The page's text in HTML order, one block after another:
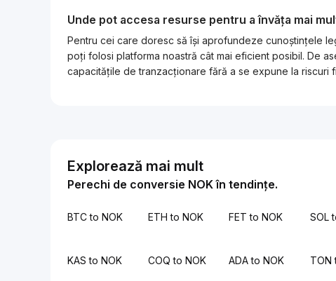
Unde pot accesa resurse pentru a învăța mai
Pentru cei care doresc să își aprofundeze cunoștințele
poți folosi platforma noastră cât mai eficient posibil. De
capacitățile de tranzacționare fără a se expune la riscuri
Explorează mai mult
Perechi de conversie NOK în tendințe.
BTC to NOK ETH to NOK FET to NOK SOL
KAS to NOK COQ to NOK ADA to NOK TON